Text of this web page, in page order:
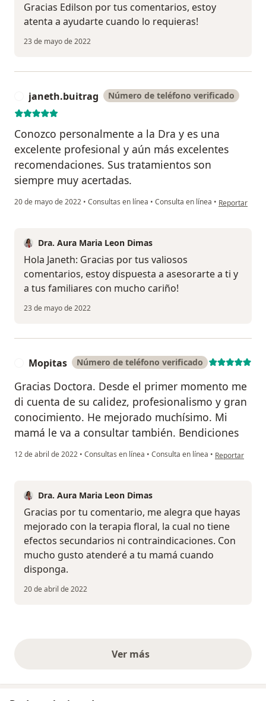
Gracias Edilson por tus comentarios, estoy
atenta a ayudarte cuando lo requieras!
23 de mayo de 2022
janeth.buitrag Número de teléfono verificado
Conozco personalmente a la Dra y es una
excelente profesional y aún más excelentes
recomendaciones. Sus tratamientos son
siempre muy acertadas.
20 de mayo de 2022 • Consultas en línea • Consulta en línea • en opinión
Reportar
Dra. Aura Maria Leon Dimas
Hola Janeth: Gracias por tus valiosos
comentarios, estoy dispuesta a asesorarte a ti y
a tus familiares con mucho cariño!
23 de mayo de 2022
Mopitas Número de teléfono verificado
Gracias Doctora. Desde el primer momento me
di cuenta de su calidez, profesionalismo y gran
conocimiento. He mejorado muchísimo. Mi
mamá le va a consultar también. Bendiciones
12 de abril de 2022 • Consultas en línea • Consulta en línea • en opinión del
Reportar
Dra. Aura Maria Leon Dimas
Gracias por tu comentario, me alegra que hayas
mejorado con la terapia floral, la cual no tiene
efectos secundarios ni contraindicaciones. Con
mucho gusto atenderé a tu mamá cuando
disponga.
20 de abril de 2022
Ver másopiniones anteriores